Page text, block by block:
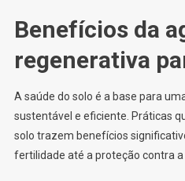
Benefícios da
regenerativa
A saúde do solo é a base para
sustentável e eficiente. Práticas
solo trazem benefícios
fertilidade até a proteção contra a